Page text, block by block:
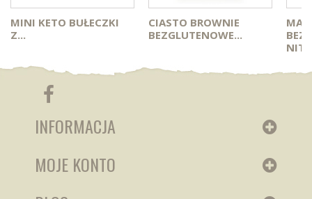
MINI KETO BUŁECZKI
Z...
CIASTO BROWNIE
BEZGLUTENOWE...
INFORMACJA
MOJE KONTO